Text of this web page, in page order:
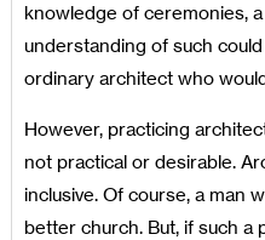
knowledge of ceremonies,
understanding of such
ordinary architect who
However, practicing
not practical or desirable.
inclusive. Of course, a man
better church. But, if such a